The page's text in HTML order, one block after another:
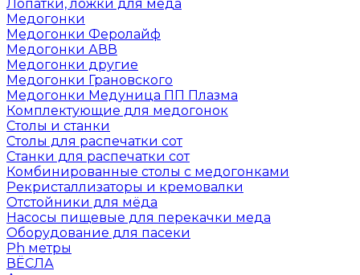
Лопатки, ложки для меда
Медогонки
Медогонки Феролайф
Медогонки АВВ
Медогонки другие
Медогонки Грановского
Медогонки Медуница ПП Плазма
Комплектующие для медогонок
Столы и станки
Столы для распечатки сот
Станки для распечатки сот
Комбинированные столы с медогонками
Рекристаллизаторы и кремовалки
Отстойники для мёда
Насосы пищевые для перекачки меда
Оборудование для пасеки
Ph метры
ВЁСЛА